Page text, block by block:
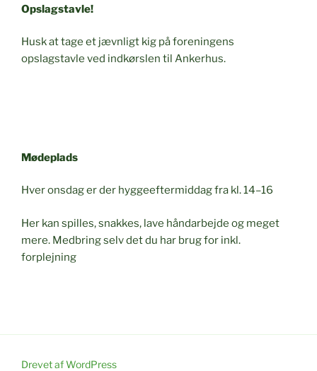
Opslagstavle!
Husk at tage et jævnligt kig på foreningens
opslagstavle ved indkørslen til Ankerhus.
Mødeplads
Hver onsdag er der hyggeeftermiddag fra kl. 14–16
Her kan spilles, snakkes, lave håndarbejde og meget
mere. Medbring selv det du har brug for inkl.
forplejning
Drevet af WordPress